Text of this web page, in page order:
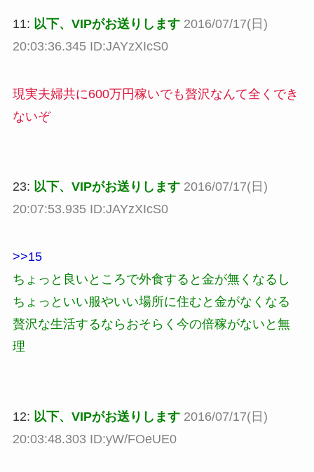
11: 以下、VIPがお送りします 2016/07/17(日)
20:03:36.345 ID:JAYzXIcS0
現実夫婦共に600万円稼いでも贅沢なんて全くでき
ないぞ
23: 以下、VIPがお送りします 2016/07/17(日)
20:07:53.935 ID:JAYzXIcS0
>>15
ちょっと良いところで外食すると金が無くなるし
ちょっといい服やいい場所に住むと金がなくなる
贅沢な生活するならおそらく今の倍稼がないと無
理
12: 以下、VIPがお送りします 2016/07/17(日)
20:03:48.303 ID:yW/FOeUE0